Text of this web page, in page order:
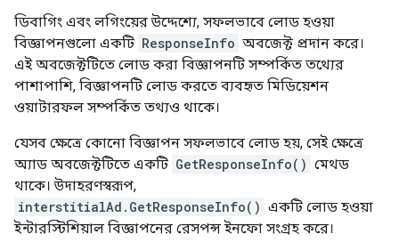
ডিবাগিং এবং লগিংয়ের উদ্দেশ্যে, সফলভাবে লোড হওয়া
বিজ্ঞাপনগুলো একটি ResponseInfo অবজেক্ট প্রদান করে।
এই অবজেক্টটিতে লোড করা বিজ্ঞাপনটি সম্পর্কিত তথ্যের
পাশাপাশি, বিজ্ঞাপনটি লোড করতে ব্যবহৃত মিডিয়েশন
ওয়াটারফল সম্পর্কিত তথ্যও থাকে।
যেসব ক্ষেত্রে কোনো বিজ্ঞাপন সফলভাবে লোড হয়, সেই ক্ষেত্রে
অ্যাড অবজেক্টটিতে একটি GetResponseInfo() মেথড
থাকে। উদাহরণস্বরূপ,
interstitialAd.GetResponseInfo() একটি লোড হওয়া
ইন্টারস্টিশিয়াল বিজ্ঞাপনের রেসপন্স ইনফো সংগ্রহ করে।